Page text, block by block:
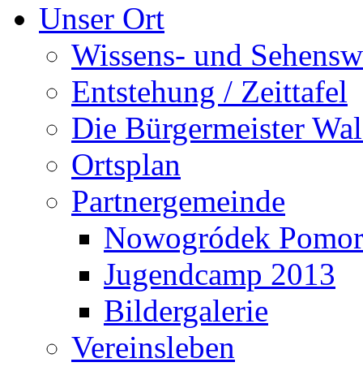
Unser Ort
Wissens- und
Entstehung / Zeittafel
Die Bürgermeister
Ortsplan
Partnergemeinde
Nowogródek
Jugendcamp 2013
Bildergalerie
Vereinsleben